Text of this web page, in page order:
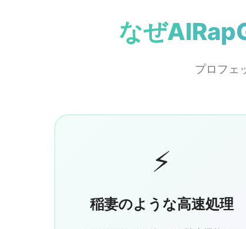
なぜ
プロフェ
⚡
稲妻のような高速処理